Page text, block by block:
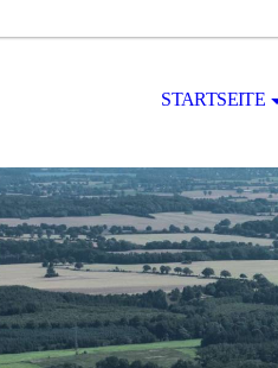
STARTSEITE